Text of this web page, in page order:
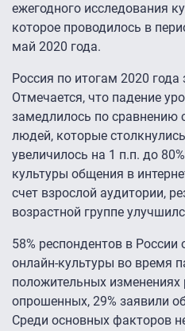
ежегодного исследования
которое проводилось в
май 2020 года.
Россия по итогам 2020
Отмечается, что падение
замедлилось по
людей, которые
увеличилось на 1 п.п. до
культуры общения в
счет взрослой аудитории,
возрастной группе
58% респондентов в России
онлайн-культуры во время
положительных изменениях
опрошенных, 29% заявили
Среди основных факторов